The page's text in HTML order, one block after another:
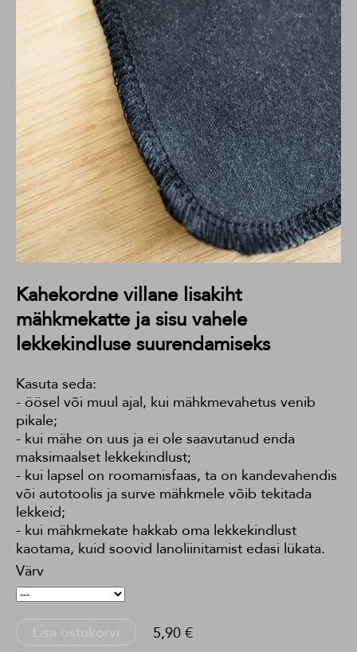
Kahekordne villane lisakiht
mähkmekatte ja sisu vahele
lekkekindluse suurendamiseks
Kasuta seda:
- öösel või muul ajal, kui mähkmevahetus venib
pikale;
- kui mähe on uus ja ei ole saavutanud enda
maksimaalset lekkekindlust;
- kui lapsel on roomamisfaas, ta on kandevahendis
või autotoolis ja surve mähkmele võib tekitada
lekkeid;
- kui mähkmekate hakkab oma lekkekindlust
kaotama, kuid soovid lanoliinitamist edasi lükata.
Värv
Lisa ostukorvi 5,90 €